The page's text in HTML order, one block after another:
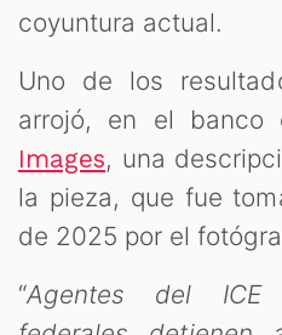
coyuntura actual.
Uno de los
arrojó, en el banco
Images, una
la pieza, que fue
de 2025 por el
“Agentes del